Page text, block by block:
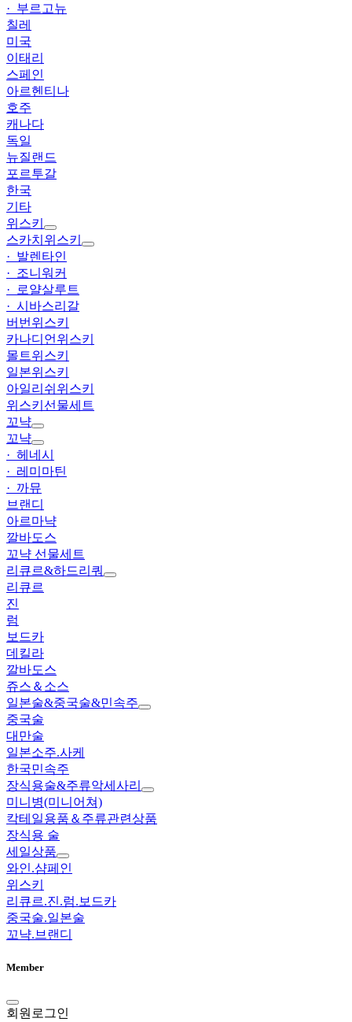
· 부르고뉴
칠레
미국
이태리
스페인
아르헨티나
호주
캐나다
독일
뉴질랜드
포르투갈
한국
기타
위스키
스카치위스키
· 발렌타인
· 조니워커
· 로얄살루트
· 시바스리갈
버번위스키
카나디언위스키
몰트위스키
일본위스키
아일리쉬위스키
위스키선물세트
꼬냑
꼬냑
· 헤네시
· 레미마틴
· 까뮤
브랜디
아르마냑
깔바도스
꼬냑 선물세트
리큐르&하드리쿼
리큐르
진
럼
보드카
데킬라
깔바도스
쥬스＆소스
일본술&중국술&민속주
중국술
대만술
일본소주.사케
한국민속주
장식용술&주류악세사리
미니병(미니어쳐)
칵테일용품＆주류관련상품
장식용 술
세일상품
와인.샴페인
위스키
리큐르.진.럼.보드카
중국술.일본술
꼬냑.브랜디
Member
회원로그인